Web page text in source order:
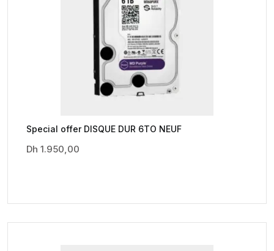
Special offer DISQUE DUR 6TO NEUF
Dh 1.950,00